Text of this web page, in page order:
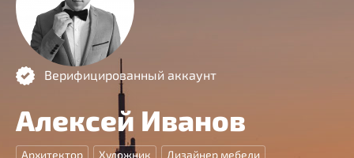
Верифицированный аккаунт
Алексей Иванов
Архитектор Художник
Дизайнер мебели